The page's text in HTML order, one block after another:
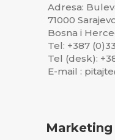
Adresa:
71000
Bosna i
Tel: +387
Tel (desk):
E-mail :
Marketing